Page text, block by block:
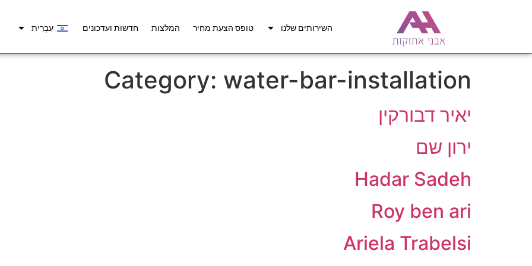
השירותים שלנו טופס הצעת מחיר המלצות חדשות ועדכונים עִבְרִית
Category: water-bar-installation
יאיר דבורקין
ירון שם
Hadar Sadeh
Roy ben ari
Ariela Trabelsi